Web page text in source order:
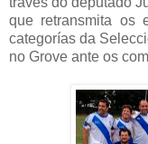
que retransmita os
categorías da
no Grove ante os